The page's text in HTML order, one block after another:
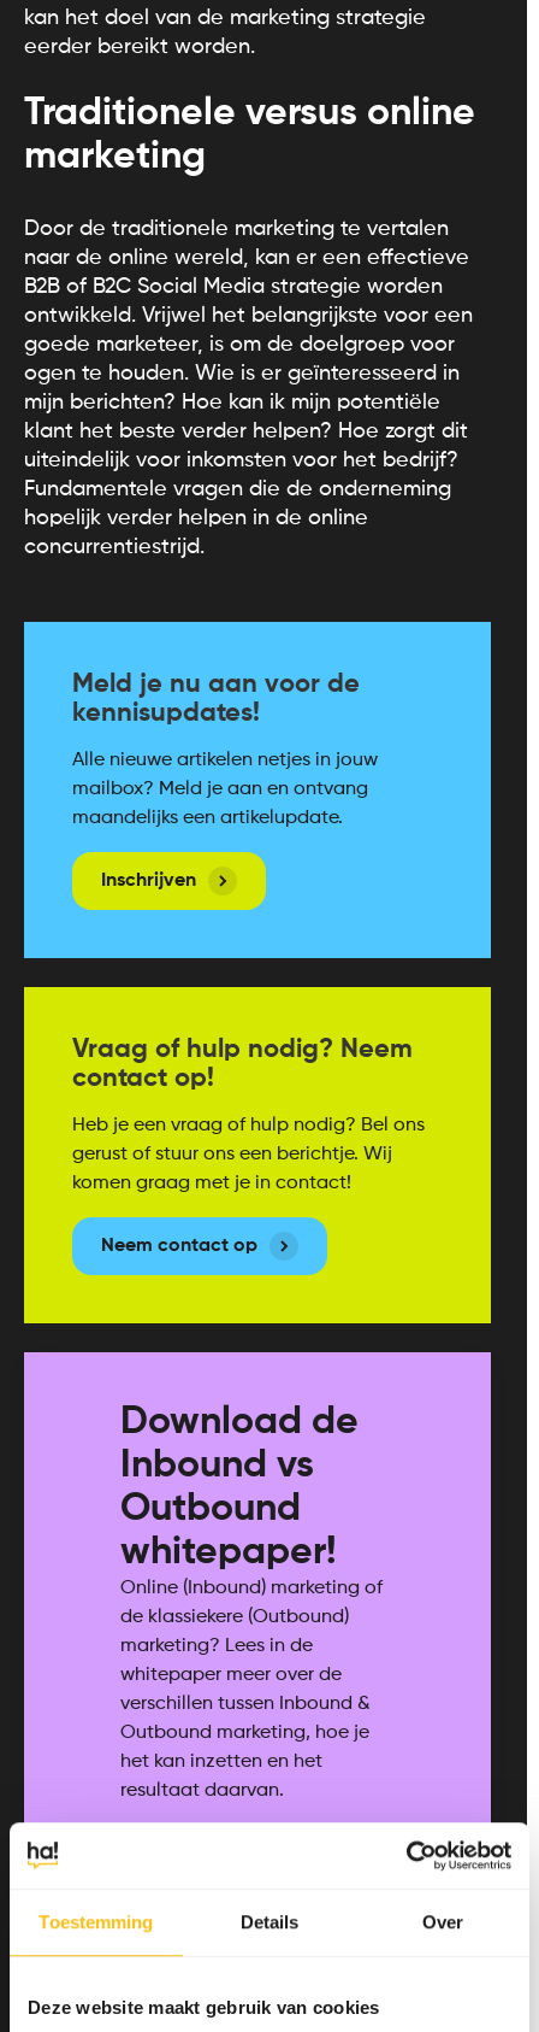
Toestemming Details Over
Deze website maakt gebruik van cookies
kan het doel van de marketing strategie
eerder bereikt worden.
Traditionele versus online
marketing
Door de traditionele marketing te vertalen
naar de online wereld, kan er een effectieve
B2B of B2C Social Media strategie worden
ontwikkeld. Vrijwel het belangrijkste voor een
goede marketeer, is om de doelgroep voor
ogen te houden. Wie is er geïnteresseerd in
mijn berichten? Hoe kan ik mijn potentiële
klant het beste verder helpen? Hoe zorgt dit
uiteindelijk voor inkomsten voor het bedrijf?
Fundamentele vragen die de onderneming
hopelijk verder helpen in de online
concurrentiestrijd.
Meld je nu aan voor de
kennisupdates!
Alle nieuwe artikelen netjes in jouw
mailbox? Meld je aan en ontvang
maandelijks een artikelupdate.
Inschrijven
Vraag of hulp nodig? Neem
contact op!
Heb je een vraag of hulp nodig? Bel ons
gerust of stuur ons een berichtje. Wij
komen graag met je in contact!
Neem contact op
Download de
Inbound vs
Outbound
whitepaper!
Online (Inbound) marketing of
de klassiekere (Outbound)
marketing? Lees in de
whitepaper meer over de
verschillen tussen Inbound &
Outbound marketing, hoe je
het kan inzetten en het
resultaat daarvan.